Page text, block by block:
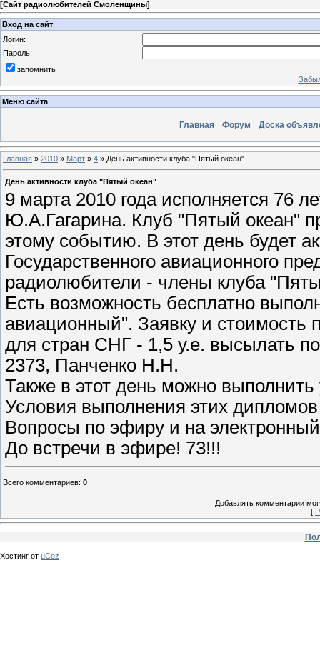
[Сайт радиолюбителей Смоленщины]
Вход на сайт
Логин:
Пароль:
запомнить
Меню сайта
Главная Форум Доска
Главная » 2010 » Март » 4 » День активности клуба "Пятый океан"
День активности клуба "Пятый океан"
9 марта 2010 года исполняется 76
Ю.А.Гагарина. Клуб "Пятый океан"
этому событию. В этот день будет
Государственного авиационного
радиолюбители - члены клуба
Есть возможность бесплатно
авиационный". Заявку и стоимость
для стран СНГ - 1,5 у.е. высылать
2373, Панченко Н.Н.
Также в этот день можно
Условия выполнения этих
Вопросы по эфиру и на
До встречи в эфире! 73!!!
Всего комментариев: 0
Добавлять комментарии
[
Хостинг от uCoz